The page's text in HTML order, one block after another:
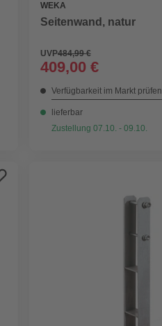
WEKA
Seitenwand, natur
UVP484,99 €
409,00 €
Verfügbarkeit im Markt prüfen
lieferbar
Zustellung 07.10. - 09.10.